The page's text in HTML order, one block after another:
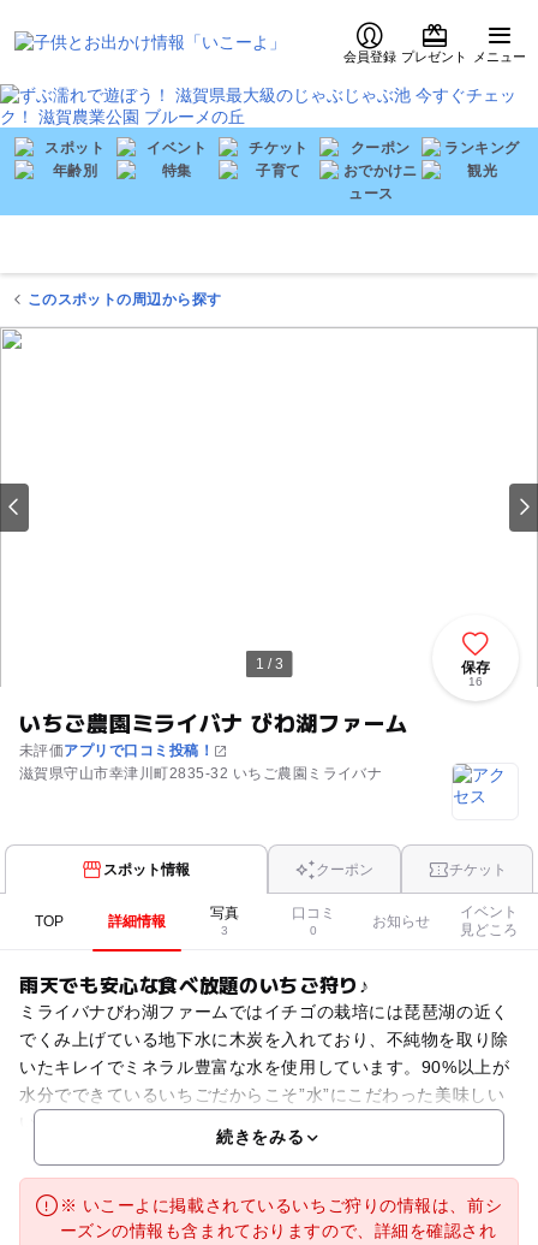
会員登録 プレゼント メニュー
このスポットの周辺から探す
1 / 3
いちご農園ミライバナ びわ湖ファーム
未評価アプリで口コミ投稿！
滋賀県守山市幸津川町2835-32 いちご農園ミライバナ
保存
16
スポット情報 クーポン チケット
TOP 詳細情報 写真
3
口コミ
0
お知らせ
イベント
見どころ
雨天でも安心な食べ放題のいちご狩り♪
ミライバナびわ湖ファームではイチゴの栽培には琵琶湖の近く
でくみ上げている地下水に木炭を入れており、不純物を取り除
いたキレイでミネラル豊富な水を使用しています。90%以上が
水分でできているいちごだからこそ”水”にこだわった美味しい
続きをみる
※ いこーよに掲載されているいちご狩りの情報は、前シ
ーズンの情報も含まれておりますので、詳細を確認され